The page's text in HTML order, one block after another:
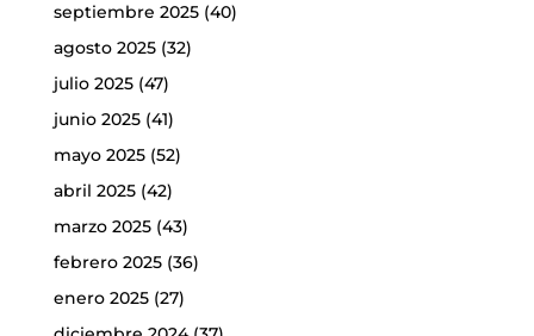
septiembre 2025(40)
agosto 2025(32)
julio 2025(47)
junio 2025(41)
mayo 2025(52)
abril 2025(42)
marzo 2025(43)
febrero 2025(36)
enero 2025(27)